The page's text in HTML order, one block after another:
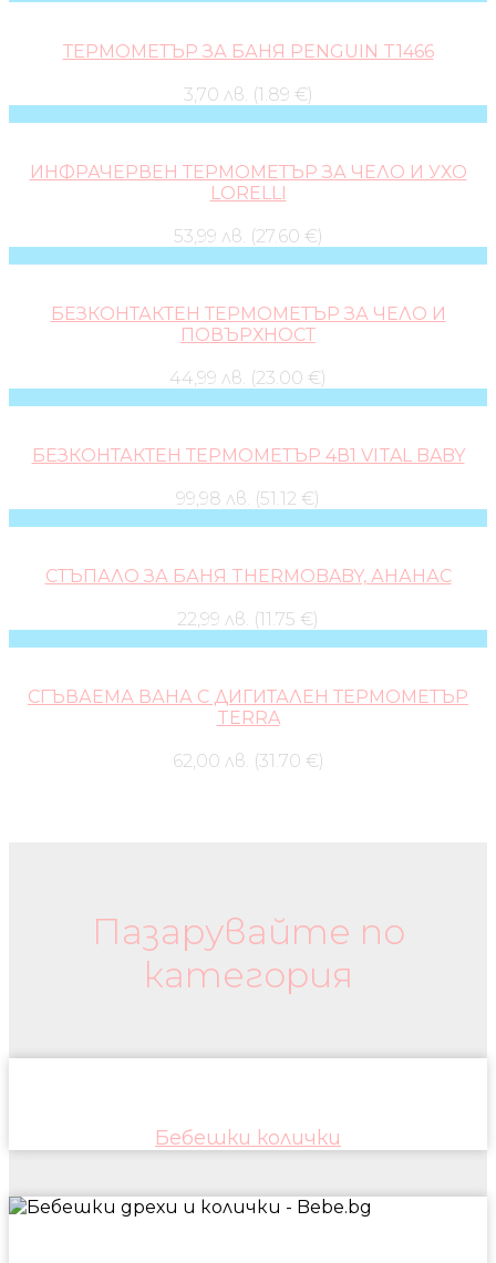
ТЕРМОМЕТЪР ЗА БАНЯ PENGUIN T1466
3,70 лв. (1.89 €)
ИНФРАЧЕРВЕН ТЕРМОМЕТЪР ЗА ЧЕЛО И УХО
LORELLI
53,99 лв. (27.60 €)
БЕЗКОНТАКТЕН ТЕРМОМЕТЪР ЗА ЧЕЛО И
ПОВЪРХНОСТ
44,99 лв. (23.00 €)
БЕЗКОНТАКТЕН ТЕРМОМЕТЪР 4В1 VITAL BABY
99,98 лв. (51.12 €)
СТЪПАЛО ЗА БАНЯ THERMOBABY, АНАНАС
22,99 лв. (11.75 €)
СГЪВАЕМА ВАНА С ДИГИТАЛЕН ТЕРМОМЕТЪР
TERRA
62,00 лв. (31.70 €)
Пазарувайте по
категория
Бебешки колички